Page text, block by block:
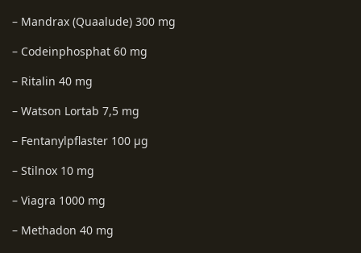
– Mandrax (Quaalude) 300 mg
– Codeinphosphat 60 mg
– Ritalin 40 mg
– Watson Lortab 7,5 mg
– Fentanylpflaster 100 µg
– Stilnox 10 mg
– Viagra 1000 mg
– Methadon 40 mg